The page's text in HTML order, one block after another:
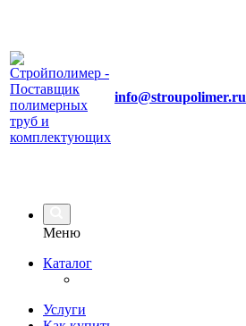
info@stroupolimer.ru
Меню
Каталог
Услуги